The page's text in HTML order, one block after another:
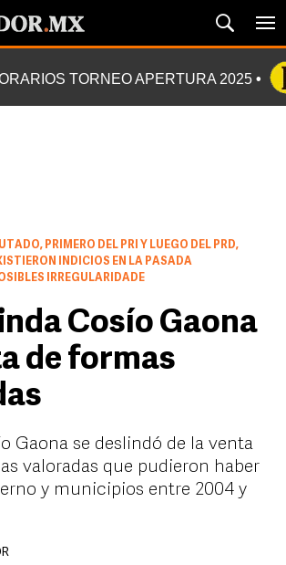
TORNEO APERTURA 2025
PRIMERO DEL PRI Y LUEGO DEL PRD,
INDICIOS EN LA PASADA
IRREGULARIDADE
Cosío Gaona
de formas
Gaona se deslindó de la venta
valoradas que pudieron haber
y municipios entre 2004 y